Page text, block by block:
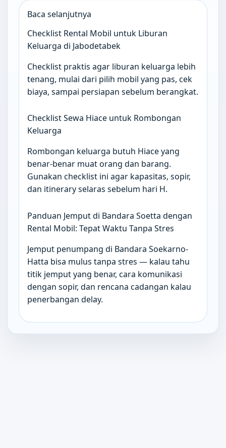
Baca selanjutnya
Checklist Rental Mobil untuk Liburan
Keluarga di Jabodetabek
Checklist praktis agar liburan keluarga lebih
tenang, mulai dari pilih mobil yang pas, cek
biaya, sampai persiapan sebelum berangkat.
Checklist Sewa Hiace untuk Rombongan
Keluarga
Rombongan keluarga butuh Hiace yang
benar-benar muat orang dan barang.
Gunakan checklist ini agar kapasitas, sopir,
dan itinerary selaras sebelum hari H.
Panduan Jemput di Bandara Soetta dengan
Rental Mobil: Tepat Waktu Tanpa Stres
Jemput penumpang di Bandara Soekarno-
Hatta bisa mulus tanpa stres — kalau tahu
titik jemput yang benar, cara komunikasi
dengan sopir, dan rencana cadangan kalau
penerbangan delay.